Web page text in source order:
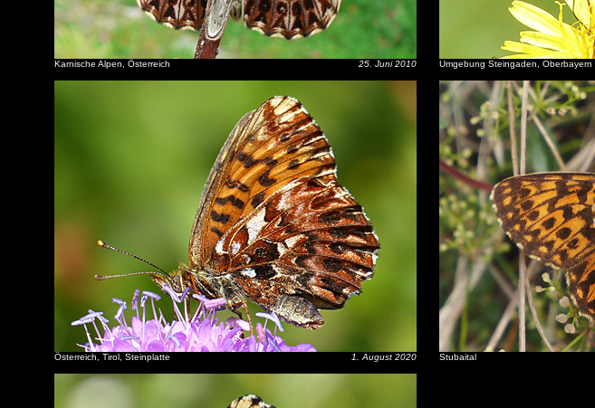
Karnische Alpen, Österreich 25. Juni 2010
Österreich, Tirol, Steinplatte 1. August 2020
Umgebung Steingaden, Oberbayern
Stubaital